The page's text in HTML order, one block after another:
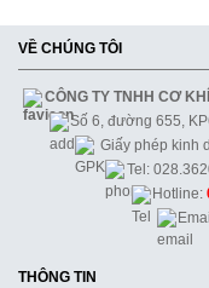
VỀ CHÚNG TÔI
CÔNG TY TNHH CƠ
Số 6, đường 655,
Giấy phép kinh
Tel:
Hotline:
THÔNG TIN